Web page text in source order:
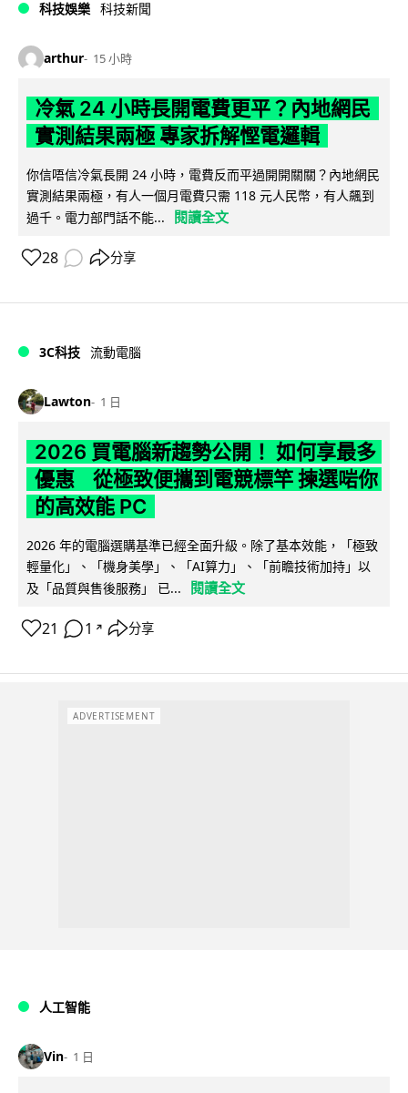
科技娛樂 科技新聞
arthur 15 小時
冷氣 24 小時長開電費更平？內地網民
實測結果兩極 專家拆解慳電邏輯
你信唔信冷氣長開 24 小時，電費反而平過開開關關？內地網民
實測結果兩極，有人一個月電費只需 118 元人民幣，有人飆到
過千。電力部門話不能...
閱讀全文
28 分享
3C科技 流動電腦
Lawton 1 日
2026 買電腦新趨勢公開！ 如何享最多
優惠 從極致便攜到電競標竿 揀選啱你
的高效能 PC
2026 年的電腦選購基準已經全面升級。除了基本效能，「極致
輕量化」、「機身美學」、「AI算力」、「前瞻技術加持」以
及「品質與售後服務」 已...
閱讀全文
21 1 ↗ 分享
ADVERTISEMENT
人工智能
Vin 1 日